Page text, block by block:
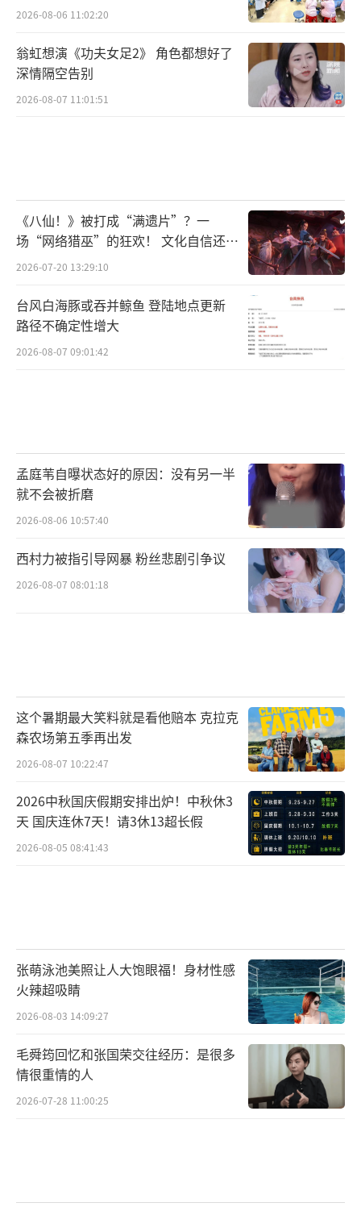
2026-08-06 11:02:20
翁虹想演《功夫女足2》 角色都想好了
深情隔空告别
2026-08-07 11:01:51
《八仙！》被打成“满遗片”？一
场“网络猎巫”的狂欢！ 文化自信还是
焦虑？
2026-07-20 13:29:10
台风白海豚或吞并鲸鱼 登陆地点更新
路径不确定性增大
2026-08-07 09:01:42
孟庭苇自曝状态好的原因：没有另一半
就不会被折磨
2026-08-06 10:57:40
西村力被指引导网暴 粉丝悲剧引争议
2026-08-07 08:01:18
这个暑期最大笑料就是看他赔本 克拉克
森农场第五季再出发
2026-08-07 10:22:47
2026中秋国庆假期安排出炉！中秋休3
天 国庆连休7天！请3休13超长假
2026-08-05 08:41:43
张萌泳池美照让人大饱眼福！身材性感
火辣超吸睛
2026-08-03 14:09:27
毛舜筠回忆和张国荣交往经历：是很多
情很重情的人
2026-07-28 11:00:25